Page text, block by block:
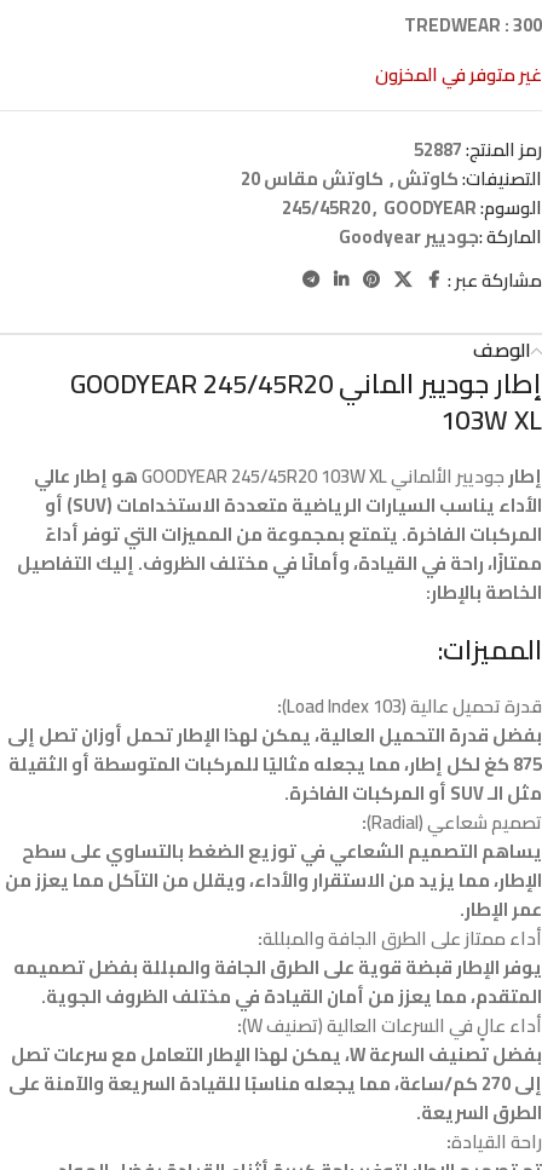
TREDWEAR : 300
غير متوفر في المخزون
رمز المنتج:52887
التصنيفات:كاوتش, كاوتش مقاس 20
الوسوم:
245/45R20, GOODYEAR
الماركة :جوديير Goodyear
مشاركة عبر :
الوصف
إطار جوديير الماني GOODYEAR 245/45R20
103W XL
إطارجوديير الألماني GOODYEAR 245/45R20 103W XL
هو إطار عالي
الأداء يناسب السيارات الرياضية متعددة الاستخدامات (SUV) أو
المركبات الفاخرة. يتمتع بمجموعة من المميزات التي توفر أداءً
ممتازًا، راحة في القيادة، وأمانًا في مختلف الظروف. إليك التفاصيل
الخاصة بالإطار:
المميزات:
قدرة تحميل عالية (Load Index 103)
:
بفضل قدرة التحميل العالية، يمكن لهذا الإطار تحمل أوزان تصل إلى
875 كغ لكل إطار، مما يجعله مثاليًا للمركبات المتوسطة أو الثقيلة
مثل الـ SUV أو المركبات الفاخرة.
تصميم شعاعي (Radial)
:
يساهم التصميم الشعاعي في توزيع الضغط بالتساوي على سطح
الإطار، مما يزيد من الاستقرار والأداء، ويقلل من التآكل مما يعزز من
عمر الإطار.
أداء ممتاز على الطرق الجافة والمبللة:
يوفر الإطار قبضة قوية على الطرق الجافة والمبللة بفضل تصميمه
المتقدم، مما يعزز من أمان القيادة في مختلف الظروف الجوية.
أداء عالٍ في السرعات العالية (تصنيف W)
:
بفضل تصنيف السرعة W، يمكن لهذا الإطار التعامل مع سرعات تصل
إلى 270 كم/ساعة، مما يجعله مناسبًا للقيادة السريعة والآمنة على
الطرق السريعة.
راحة القيادة: